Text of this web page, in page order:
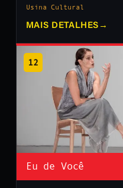
Usina Cultural
MAIS DETALHES →
12
Eu de Você